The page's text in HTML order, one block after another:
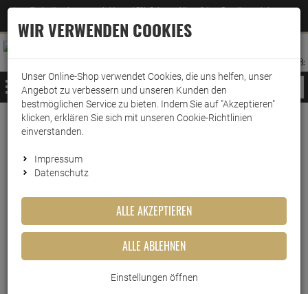
Jetzt für den Newsletter entscheiden und 5% Rabatt auf Ihre nächste Bestellung erhalten
–Zum Newsletter
ANMELDEN
AUFKLAPPEN
MERKZETTEL
WARENKORB:
MENÜ
Echte
EINLOGGEN UND BEWERTUNG SCHREIBEN
WIR VERWENDEN COOKIES
Unser Online-Shop verwendet Cookies, die uns helfen, unser
Angebot zu verbessern und unseren Kunden den
bestmöglichen Service zu bieten. Indem Sie auf "Akzeptieren"
klicken, erklären Sie sich mit unseren Cookie-Richtlinien
einverstanden.
Impressum
Datenschutz
ALLE AKZEPTIEREN
ALLE ABLEHNEN
Einstellungen öffnen